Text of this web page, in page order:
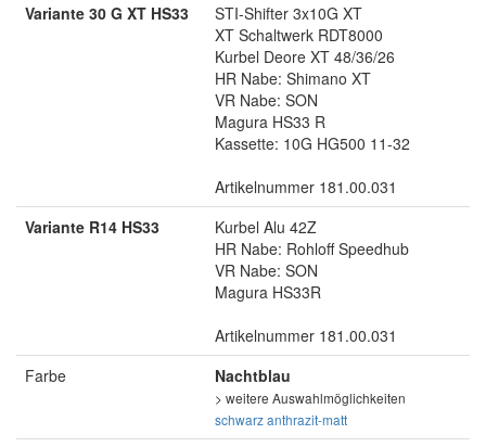
Variante 30 G XT HS33
STI-Shifter 3x10G XT
XT Schaltwerk RDT8000
Kurbel Deore XT 48/36/26
HR Nabe: Shimano XT
VR Nabe: SON
Magura HS33 R
Kassette: 10G HG500 11-32
Artikelnummer 181.00.031
Variante R14 HS33
Kurbel Alu 42Z
HR Nabe: Rohloff Speedhub
VR Nabe: SON
Magura HS33R
Artikelnummer 181.00.031
Farbe
Nachtblau
> weitere Auswahlmöglichkeiten
schwarzanthrazit-matt